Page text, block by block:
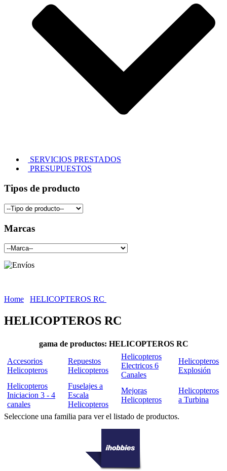
SERVICIOS PRESTADOS
PRESUPUESTOS
Tipos de producto
Marcas
Home HELICOPTEROS RC
HELICOPTEROS RC
gama de productos: HELICOPTEROS RC
Accesorios
Helicopteros
Repuestos
Helicopteros
Helicopteros
Electricos 6
Canales
Helicopteros
Explosión
Helicopteros
Iniciacion 3 - 4
canales
Fuselajes a
Escala
Helicopteros
Mejoras
Helicopteros
Helicopteros
a Turbina
Seleccione una familia para ver el listado de productos.